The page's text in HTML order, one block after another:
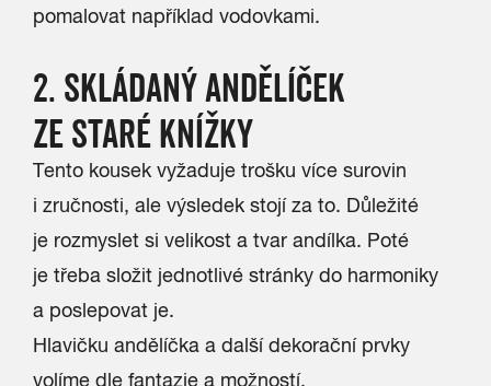
pomalovat například vodovkami.
2. SKLÁDANÝ ANDĚLÍČEK
ZE STARÉ KNÍŽKY
Tento kousek vyžaduje trošku více surovin
i zručnosti, ale výsledek stojí za to. Důležité
je rozmyslet si velikost a tvar andílka. Poté
je třeba složit jednotlivé stránky do harmoniky
a poslepovat je.
Hlavičku andělíčka a další dekorační prvky
volíme dle fantazie a možností.